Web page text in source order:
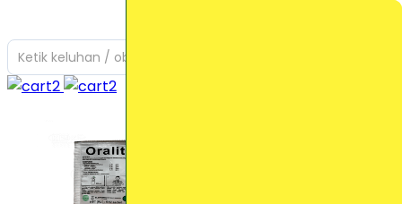
Ketik keluhan / obat yang Anda cari